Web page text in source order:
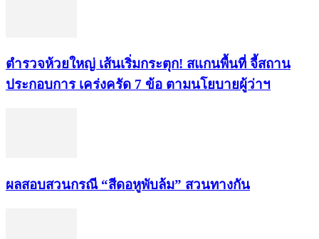
ตำรวจห้วยใหญ่ เส้นเริ่มกระตุก! สแกนพื้นที่ จี้สถาน
ประกอบการ เคร่งครัด 7 ข้อ ตามนโยบายผู้ว่าฯ
ผลสอบสวนกรณี “สีดอหูพับล้ม” สวนทางกัน